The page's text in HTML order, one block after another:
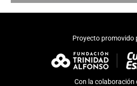
Proyecto promovido
Con la colaboración